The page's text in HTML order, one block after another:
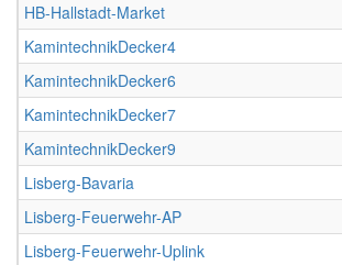
HB-Hallstadt-Market
KamintechnikDecker4
KamintechnikDecker6
KamintechnikDecker7
KamintechnikDecker9
Lisberg-Bavaria
Lisberg-Feuerwehr-AP
Lisberg-Feuerwehr-Uplink